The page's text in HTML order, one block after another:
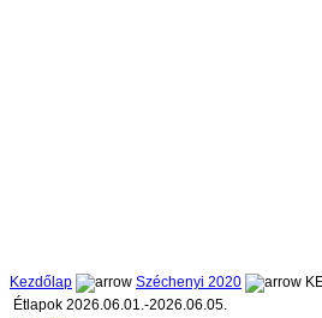
Kezdőlap Széchenyi 2020
Étlapok 2026.06.01.-2026.06.05.